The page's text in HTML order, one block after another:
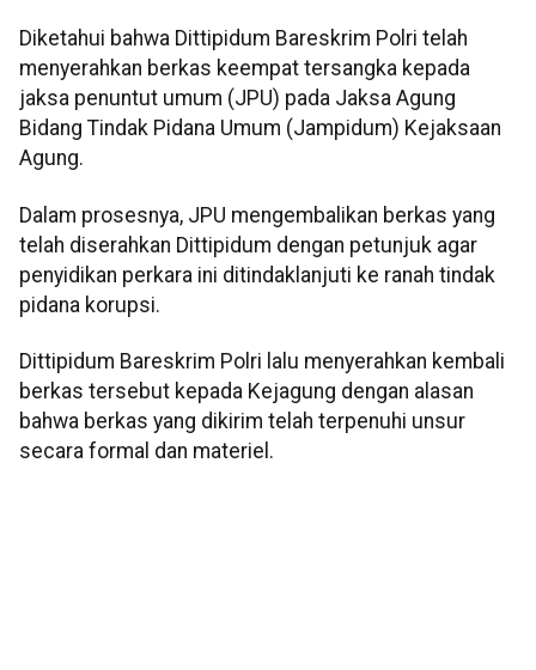
Diketahui bahwa Dittipidum Bareskrim Polri telah
menyerahkan berkas keempat tersangka kepada
jaksa penuntut umum (JPU) pada Jaksa Agung
Bidang Tindak Pidana Umum (Jampidum) Kejaksaan
Agung.
Dalam prosesnya, JPU mengembalikan berkas yang
telah diserahkan Dittipidum dengan petunjuk agar
penyidikan perkara ini ditindaklanjuti ke ranah tindak
pidana korupsi.
Dittipidum Bareskrim Polri lalu menyerahkan kembali
berkas tersebut kepada Kejagung dengan alasan
bahwa berkas yang dikirim telah terpenuhi unsur
secara formal dan materiel.